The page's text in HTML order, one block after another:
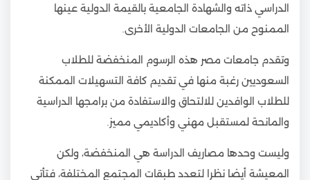
الدراسي ذاته والشهادة الجامعية بالقيمة الدولية عينها
الممنوح من الجامعات الدولية الأخرى.
وتقدم جامعات مصر هذه الرسوم المنخفضة للطلاب
السعوديين رغبة منها في تقديم كافة التسهيلات الممكنة
للطلاب الوافدين للالتحاق والاستفادة من برامجها الدراسية
والمانحة لمستقبل مهني وأكاديمي مميز.
وليست وحدها مصاريف الدراسة هي المنخفضة، ولكن
المعيشة أيضا نظرا لتعدد طبقات المجتمع المختلفة، فتأتي